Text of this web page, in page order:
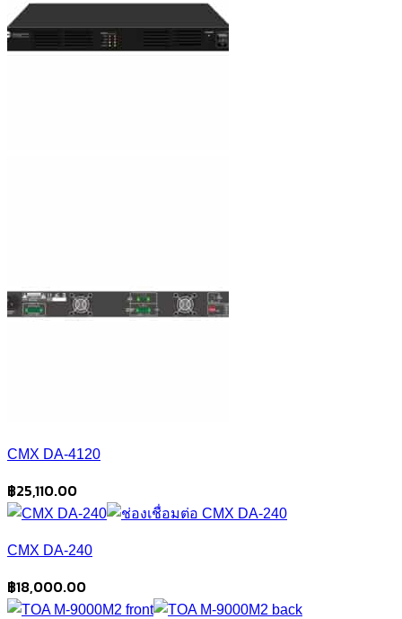
CMX DA-4120
฿25,110.00
CMX DA-240
฿18,000.00